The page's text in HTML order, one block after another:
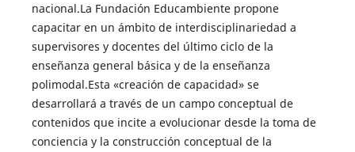
nacional.La Fundación Educambiente propone
capacitar en un ámbito de interdisciplinariedad a
supervisores y docentes del último ciclo de la
enseñanza general básica y de la enseñanza
polimodal.Esta «creación de capacidad» se
desarrollará a través de un campo conceptual de
contenidos que incite a evolucionar desde la toma de
conciencia y la construcción conceptual de la